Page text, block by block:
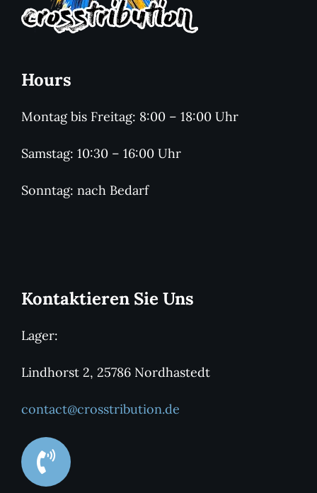
Hours
Montag bis Freitag: 8:00 – 18:00 Uhr
Samstag: 10:30 – 16:00 Uhr
Sonntag: nach Bedarf
Kontaktieren Sie Uns
Lager:
Lindhorst 2, 25786 Nordhastedt
contact@crosstribution.de